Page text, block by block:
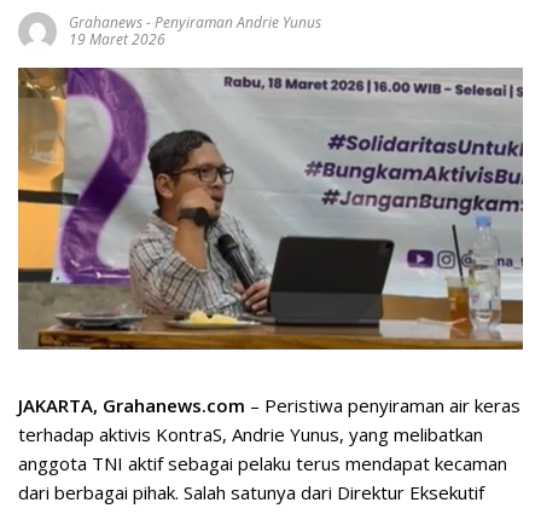
Grahanews-Penyiraman Andrie Yunus
19 Maret 2026
JAKARTA, Grahanews.com – Peristiwa penyiraman air keras
terhadap aktivis KontraS, Andrie Yunus, yang melibatkan
anggota TNI aktif sebagai pelaku terus mendapat kecaman
dari berbagai pihak. Salah satunya dari Direktur Eksekutif